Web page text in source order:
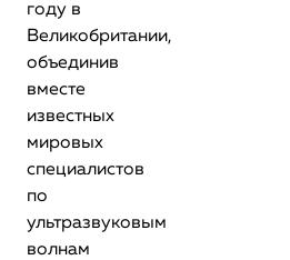
году в
Великобритании,
объединив
вместе
известных
мировых
специалистов
по
ультразвуковым
волнам